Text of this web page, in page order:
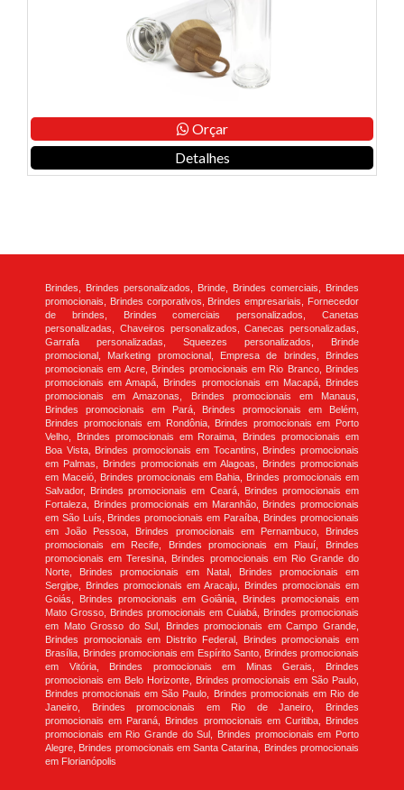
Orçar
Detalhes
Brindes, Brindes personalizados, Brinde, Brindes comerciais, Brindes
promocionais, Brindes corporativos, Brindes empresariais, Fornecedor
de brindes, Brindes comerciais personalizados, Canetas
personalizadas, Chaveiros personalizados, Canecas personalizadas,
Garrafa personalizadas, Squeezes personalizados, Brinde
promocional, Marketing promocional, Empresa de brindes, Brindes
promocionais em Acre, Brindes promocionais em Rio Branco, Brindes
promocionais em Amapá, Brindes promocionais em Macapá, Brindes
promocionais em Amazonas, Brindes promocionais em Manaus,
Brindes promocionais em Pará, Brindes promocionais em Belém,
Brindes promocionais em Rondônia, Brindes promocionais em Porto
Velho, Brindes promocionais em Roraima, Brindes promocionais em
Boa Vista, Brindes promocionais em Tocantins, Brindes promocionais
em Palmas, Brindes promocionais em Alagoas, Brindes promocionais
em Maceió, Brindes promocionais em Bahia, Brindes promocionais em
Salvador, Brindes promocionais em Ceará, Brindes promocionais em
Fortaleza, Brindes promocionais em Maranhão, Brindes promocionais
em São Luís, Brindes promocionais em Paraíba, Brindes promocionais
em João Pessoa, Brindes promocionais em Pernambuco, Brindes
promocionais em Recife, Brindes promocionais em Piauí, Brindes
promocionais em Teresina, Brindes promocionais em Rio Grande do
Norte, Brindes promocionais em Natal, Brindes promocionais em
Sergipe, Brindes promocionais em Aracaju, Brindes promocionais em
Goiás, Brindes promocionais em Goiânia, Brindes promocionais em
Mato Grosso, Brindes promocionais em Cuiabá, Brindes promocionais
em Mato Grosso do Sul, Brindes promocionais em Campo Grande,
Brindes promocionais em Distrito Federal, Brindes promocionais em
Brasília, Brindes promocionais em Espírito Santo, Brindes promocionais
em Vitória, Brindes promocionais em Minas Gerais, Brindes
promocionais em Belo Horizonte, Brindes promocionais em São Paulo,
Brindes promocionais em São Paulo, Brindes promocionais em Rio de
Janeiro, Brindes promocionais em Rio de Janeiro, Brindes
promocionais em Paraná, Brindes promocionais em Curitiba, Brindes
promocionais em Rio Grande do Sul, Brindes promocionais em Porto
Alegre, Brindes promocionais em Santa Catarina, Brindes promocionais
em Florianópolis